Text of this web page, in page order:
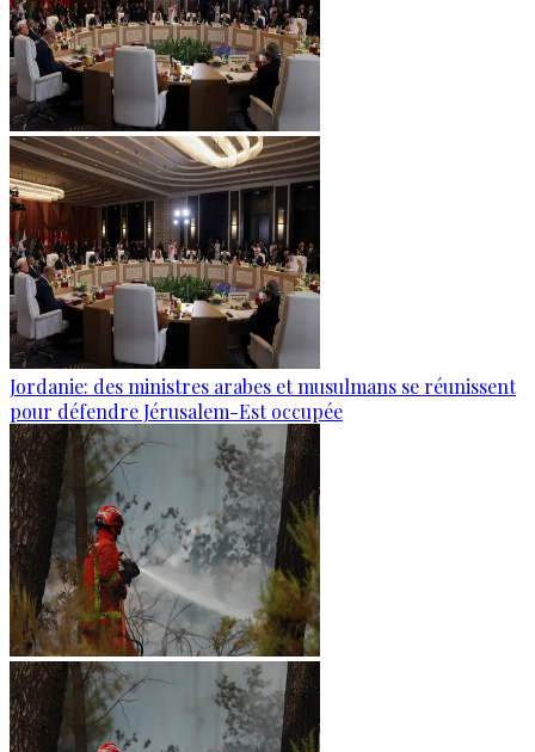
Jordanie: des ministres arabes et musulmans se réunissent
pour défendre Jérusalem-Est occupée